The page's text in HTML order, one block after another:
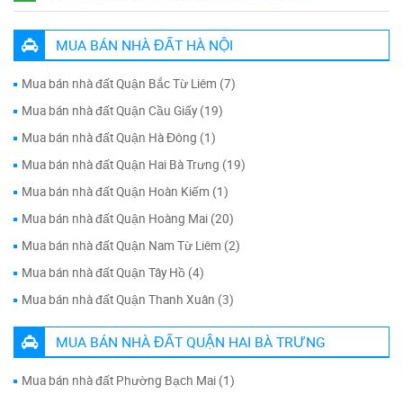
MUA BÁN NHÀ ĐẤT HÀ NỘI
Mua bán nhà đất Quận Bắc Từ Liêm (7)
Mua bán nhà đất Quận Cầu Giấy (19)
Mua bán nhà đất Quận Hà Đông (1)
Mua bán nhà đất Quận Hai Bà Trưng (19)
Mua bán nhà đất Quận Hoàn Kiếm (1)
Mua bán nhà đất Quận Hoàng Mai (20)
Mua bán nhà đất Quận Nam Từ Liêm (2)
Mua bán nhà đất Quận Tây Hồ (4)
Mua bán nhà đất Quận Thanh Xuân (3)
MUA BÁN NHÀ ĐẤT QUẬN HAI BÀ TRƯNG
Mua bán nhà đất Phường Bạch Mai (1)